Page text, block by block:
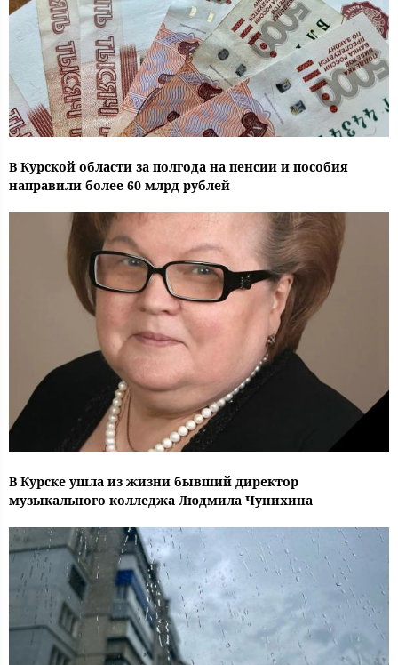
В Курской области за полгода на пенсии и пособия
направили более 60 млрд рублей
В Курске ушла из жизни бывший директор
музыкального колледжа Людмила Чунихина